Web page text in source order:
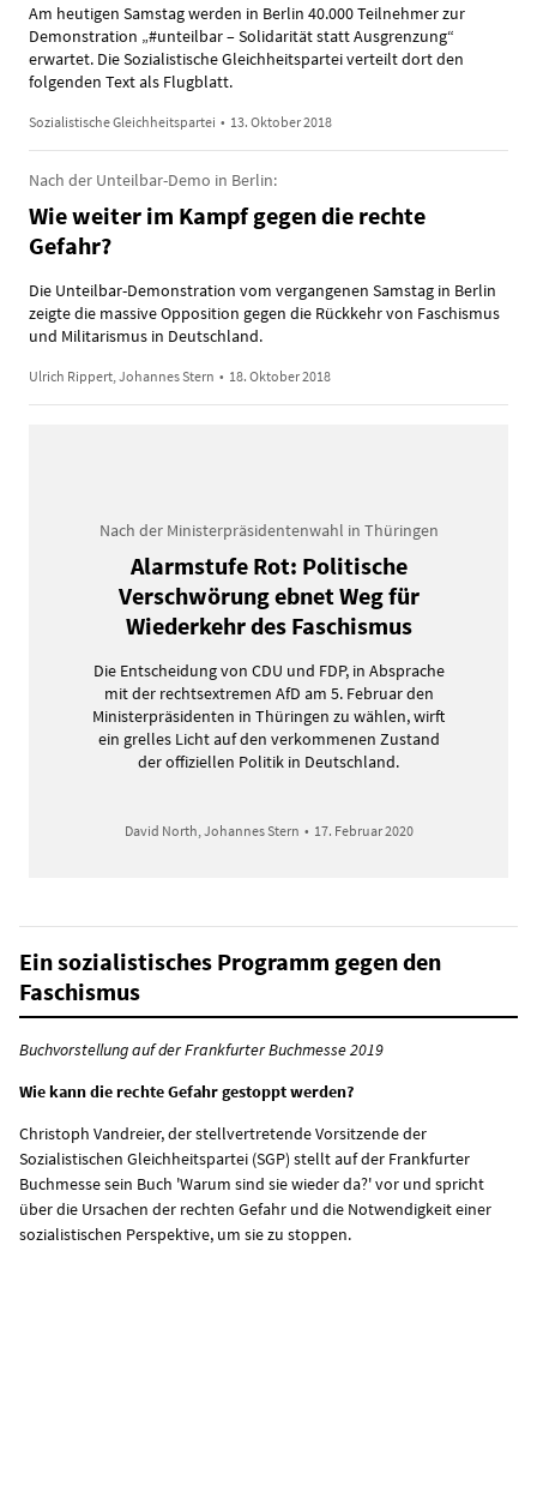
Am heutigen Samstag werden in Berlin 40.000 Teilnehmer zur
Demonstration „#unteilbar – Solidarität statt Ausgrenzung“
erwartet. Die Sozialistische Gleichheitspartei verteilt dort den
folgenden Text als Flugblatt.
Sozialistische Gleichheitspartei • 13. Oktober 2018
Nach der Unteilbar-Demo in Berlin:
Wie weiter im Kampf gegen die rechte
Gefahr?
Die Unteilbar-Demonstration vom vergangenen Samstag in Berlin
zeigte die massive Opposition gegen die Rückkehr von Faschismus
und Militarismus in Deutschland.
Ulrich Rippert, Johannes Stern • 18. Oktober 2018
Nach der Ministerpräsidentenwahl in Thüringen
Alarmstufe Rot: Politische
Verschwörung ebnet Weg für
Wiederkehr des Faschismus
Die Entscheidung von CDU und FDP, in Absprache
mit der rechtsextremen AfD am 5. Februar den
Ministerpräsidenten in Thüringen zu wählen, wirft
ein grelles Licht auf den verkommenen Zustand
der offiziellen Politik in Deutschland.
David North, Johannes Stern • 17. Februar 2020
Ein sozialistisches Programm gegen den
Faschismus
Buchvorstellung auf der Frankfurter Buchmesse 2019
Wie kann die rechte Gefahr gestoppt werden?
Christoph Vandreier, der stellvertretende Vorsitzende der
Sozialistischen Gleichheitspartei (SGP) stellt auf der Frankfurter
Buchmesse sein Buch 'Warum sind sie wieder da?' vor und spricht
über die Ursachen der rechten Gefahr und die Notwendigkeit einer
sozialistischen Perspektive, um sie zu stoppen.